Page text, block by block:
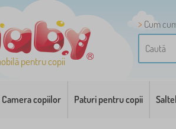
pentru copii
Cum
Camera copiilor Paturi pentru copii